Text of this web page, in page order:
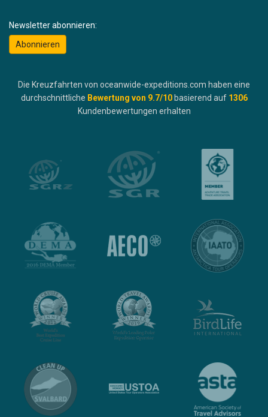
Newsletter abonnieren:
Abonnieren
Die Kreuzfahrten von oceanwide-expeditions.com haben eine
durchschnittliche Bewertung von 9.7/10 basierend auf 1306
Kundenbewertungen erhalten